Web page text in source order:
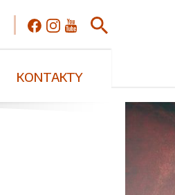
KONTAKTY